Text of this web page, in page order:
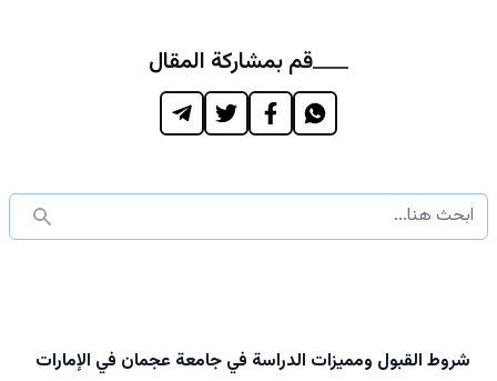
قم بمشاركة المقال
شروط القبول ومميزات الدراسة في جامعة عجمان في الإمارات